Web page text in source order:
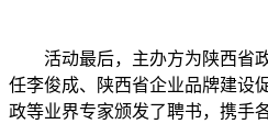
活动最后，主办方为陕西省
任李俊成、陕西省企业品牌建设
政等业界专家颁发了聘书，携手